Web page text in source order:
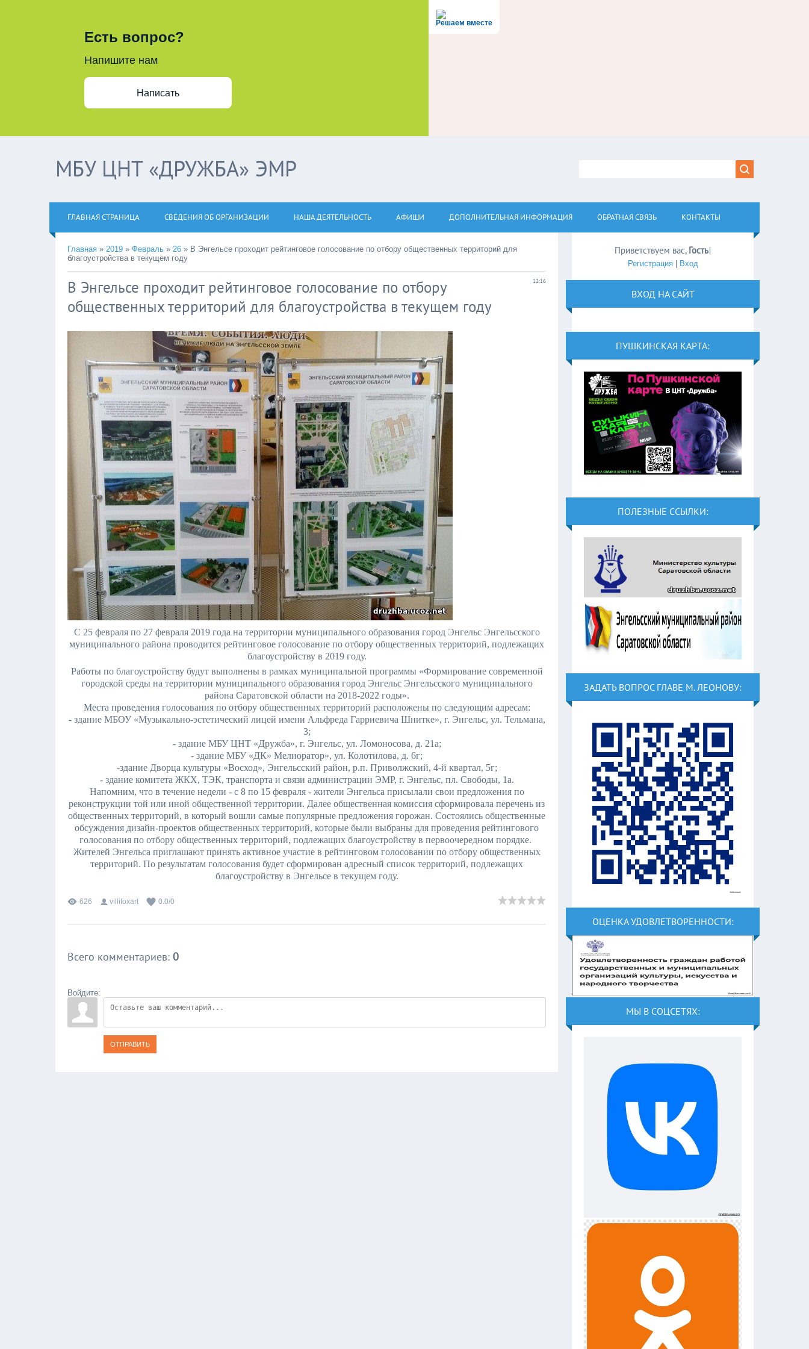
Решаем вместе
Есть вопрос?
Напишите нам
Написать
МБУ ЦНТ «ДРУЖБА» ЭМР
ГЛАВНАЯ СТРАНИЦА СВЕДЕНИЯ ОБ ОРГАНИЗАЦИИ НАША ДЕЯТЕЛЬНОСТЬ АФИШИ ДОПОЛНИТЕЛЬНАЯ ИНФОРМАЦИЯ ОБРАТНАЯ СВЯЗЬ КОНТАКТЫ
Главная » 2019 » Февраль » 26 » В Энгельсе проходит рейтинговое голосование по отбору общественных территорий для
благоустройства в текущем году
12:16
В Энгельсе проходит рейтинговое голосование по отбору
общественных территорий для благоустройства в текущем году
С 25 февраля по 27 февраля 2019 года на территории муниципального образования город Энгельс Энгельсского
муниципального района проводится рейтинговое голосование по отбору общественных территорий, подлежащих
благоустройству в 2019 году.
Работы по благоустройству будут выполнены в рамках муниципальной программы «Формирование современной
городской среды на территории муниципального образования город Энгельс Энгельсского муниципального
района Саратовской области на 2018-2022 годы».
Места проведения голосования по отбору общественных территорий расположены по следующим адресам:
- здание МБОУ «Музыкально-эстетический лицей имени Альфреда Гарриевича Шнитке», г. Энгельс, ул. Тельмана,
3;
- здание МБУ ЦНТ «Дружба», г. Энгельс, ул. Ломоносова, д. 21а;
- здание МБУ «ДК» Мелиоратор», ул. Колотилова, д. 6г;
-здание Дворца культуры «Восход», Энгельсский район, р.п. Приволжский, 4-й квартал, 5г;
- здание комитета ЖКХ, ТЭК, транспорта и связи администрации ЭМР, г. Энгельс, пл. Свободы, 1а.
Напомним, что в течение недели - с 8 по 15 февраля - жители Энгельса присылали свои предложения по
реконструкции той или иной общественной территории. Далее общественная комиссия сформировала перечень из
общественных территорий, в который вошли самые популярные предложения горожан. Состоялись общественные
обсуждения дизайн-проектов общественных территорий, которые были выбраны для проведения рейтингового
голосования по отбору общественных территорий, подлежащих благоустройству в первоочередном порядке.
Жителей Энгельса приглашают принять активное участие в рейтинговом голосовании по отбору общественных
территорий. По результатам голосования будет сформирован адресный список территорий, подлежащих
благоустройству в Энгельсе в текущем году.
626 villifoxart 0.0/0
Всего комментариев: 0
Войдите:
ОТПРАВИТЬ
Приветствуем вас, Гость!
Регистрация| Вход
ВХОД НА САЙТ
ПУШКИНСКАЯ КАРТА:
ПОЛЕЗНЫЕ ССЫЛКИ:
ЗАДАТЬ ВОПРОС ГЛАВЕ М. ЛЕОНОВУ:
ОЦЕНКА УДОВЛЕТВОРЕННОСТИ:
МЫ В СОЦСЕТЯХ: